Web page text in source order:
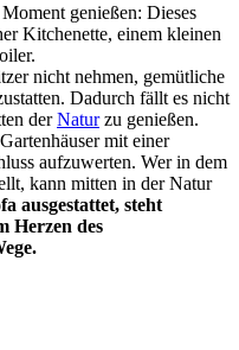
genießen: Dieses
Kitchenette, einem kleinen
nicht nehmen, gemütliche
Dadurch fällt es nicht
derNaturzu genießen.
mit einer
aufzuwerten. Wer in dem
kann mitten in der Natur
ausgestattet, steht
Herzen des